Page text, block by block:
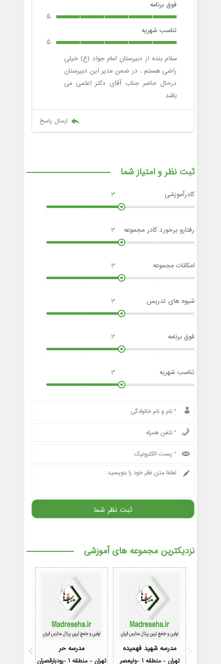
فوق برنامه
5
تناسب شهریه
5
سلام بنده از دبیرستان امام جواد (ع) خیلی
راضی هستم . در ضمن مدیر این دبیرستان
درحال حاضر جناب آقای دکتر اعلمی می
باشد
ارسال پاسخ
ثبت نظر و امتیاز شما
کادرآموزشی 3
رفتارو برخورد کادر مجموعه 3
امکانات مجموعه 3
شیوه های تدریس 3
فوق برنامه 3
تناسب شهریه 3
نزدیکترین مجموعه های آموزشی
مدرسه شهید فهمیده
تهران - منطقه 1 -ولیعصر
مدرسه حر
تهران - منطقه 1 -رودبارقصران